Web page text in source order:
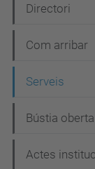
Directori
Com arribar
Serveis
Bústia oberta
Actes